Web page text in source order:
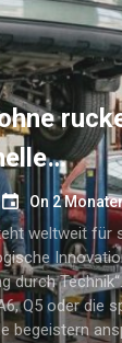
On 2
weltweit für
durch
Q5 oder die
begeistern